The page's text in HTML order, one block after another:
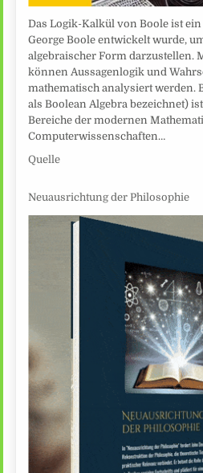
Das Logik-Kalkül von Boole ist
George Boole entwickelt wurde,
algebraischer Form darzustellen.
können Aussagenlogik und
mathematisch analysiert werden.
als Boolean Algebra bezeichnet)
Bereiche der modernen
Computerwissenschaften…
Quelle
Neuausrichtung der Philosophie